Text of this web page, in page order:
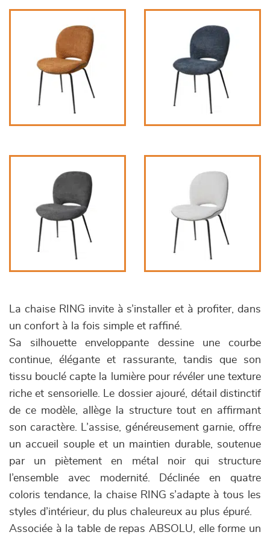
La chaise RING invite à s’installer et à profiter, dans
un confort à la fois simple et raffiné.
Sa silhouette enveloppante dessine une courbe
continue, élégante et rassurante, tandis que son
tissu bouclé capte la lumière pour révéler une texture
riche et sensorielle. Le dossier ajouré, détail distinctif
de ce modèle, allège la structure tout en affirmant
son caractère. L’assise, généreusement garnie, offre
un accueil souple et un maintien durable, soutenue
par un piètement en métal noir qui structure
l’ensemble avec modernité. Déclinée en quatre
coloris tendance, la chaise RING s’adapte à tous les
styles d’intérieur, du plus chaleureux au plus épuré.
Associée à la table de repas ABSOLU, elle forme un